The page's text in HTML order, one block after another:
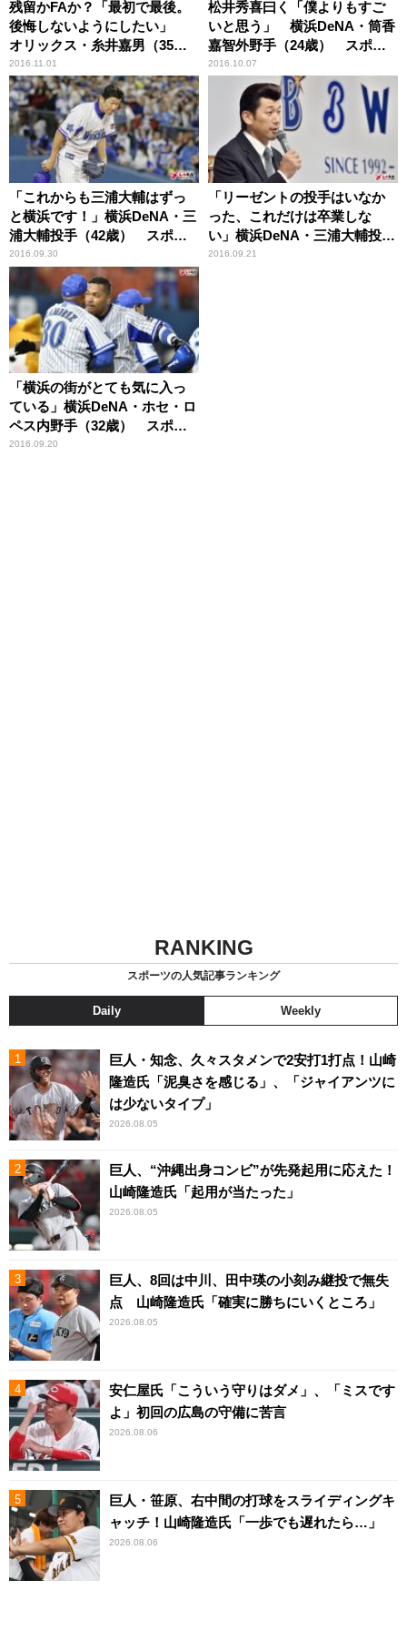
残留かFAか？「最初で最後。
後悔しないようにしたい」
オリックス・糸井嘉男（35
歳） スポーツ人間模様
2016.11.01
松井秀喜曰く「僕よりもすご
いと思う」 横浜DeNA・筒香
嘉智外野手（24歳） スポー
ツ人間模様
2016.10.07
「これからも三浦大輔はずっ
と横浜です！」横浜DeNA・三
浦大輔投手（42歳） スポー
ツ人間模様
2016.09.30
「リーゼントの投手はいなか
った、これだけは卒業しな
い」横浜DeNA・三浦大輔投手
（42歳） スポーツ人間模様
2016.09.21
「横浜の街がとても気に入っ
ている」横浜DeNA・ホセ・ロ
ペス内野手（32歳） スポー
ツ人間模様
2016.09.20
RANKING
スポーツの人気記事ランキング
Daily Weekly
巨人・知念、久々スタメンで2安打1打点！山崎
隆造氏「泥臭さを感じる」、「ジャイアンツに
は少ないタイプ」
2026.08.05
巨人、“沖縄出身コンビ”が先発起用に応えた！
山崎隆造氏「起用が当たった」
2026.08.05
巨人、8回は中川、田中瑛の小刻み継投で無失
点 山崎隆造氏「確実に勝ちにいくところ」
2026.08.05
安仁屋氏「こういう守りはダメ」、「ミスです
よ」初回の広島の守備に苦言
2026.08.06
巨人・笹原、右中間の打球をスライディングキ
ャッチ！山崎隆造氏「一歩でも遅れたら…」
2026.08.06